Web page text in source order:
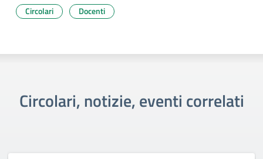
Circolari Docenti
Circolari, notizie, eventi correlati